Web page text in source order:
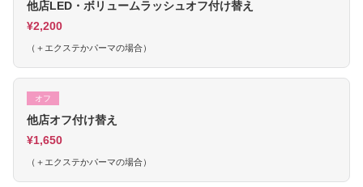
他店LED・ボリュームラッシュオフ付け替え
¥2,200
（＋エクステかパーマの場合）
オフ
他店オフ付け替え
¥1,650
（＋エクステかパーマの場合）